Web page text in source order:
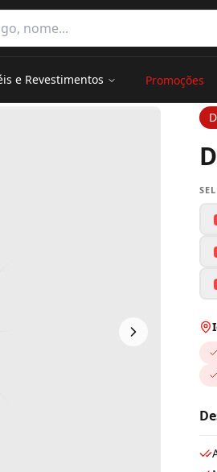
categorias
e Revestimentos Promoções